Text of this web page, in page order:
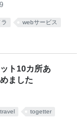
webサービス
ト10カ所あ
ました
travel togetter